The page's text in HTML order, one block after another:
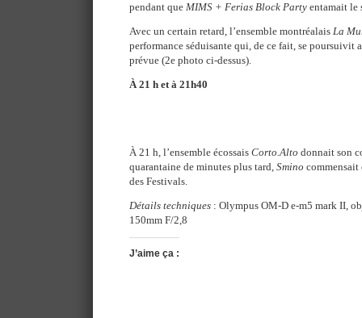
pendant que MIMS + Ferias Block Party entamait le
Avec un certain retard, l’ensemble montréalais La
performance séduisante qui, de ce fait, se poursuivit
prévue (2e photo ci-dessus).
À 21 h et à 21h40
À 21 h, l’ensemble écossais Corto.Alto donnait son
quarantaine de minutes plus tard, Smino
des Festivals.
Détails techniques : Olympus OM-D e-m5 mark II,
150mm F/2,8
J’aime ça :